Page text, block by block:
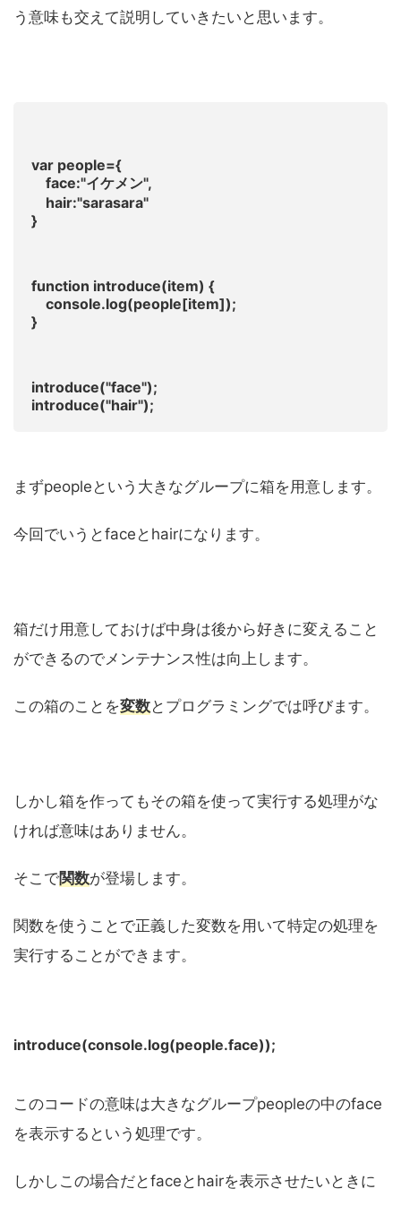
う意味も交えて説明していきたいと思います。
var people={
face:"イケメン",
hair:"sarasara"
}
function introduce(item) {
console.log(people[item]);
}
introduce("face");
introduce("hair");
まずpeopleという大きなグループに箱を用意します。
今回でいうとfaceとhairになります。
箱だけ用意しておけば中身は後から好きに変えること
ができるのでメンテナンス性は向上します。
この箱のことを変数とプログラミングでは呼びます。
しかし箱を作ってもその箱を使って実行する処理がな
ければ意味はありません。
そこで関数が登場します。
関数を使うことで正義した変数を用いて特定の処理を
実行することができます。
introduce(console.log(people.face));
このコードの意味は大きなグループpeopleの中のface
を表示するという処理です。
しかしこの場合だとfaceとhairを表示させたいときに